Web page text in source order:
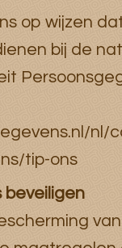
op wijzen
bij de
nl/
tip-ons
beveiligen